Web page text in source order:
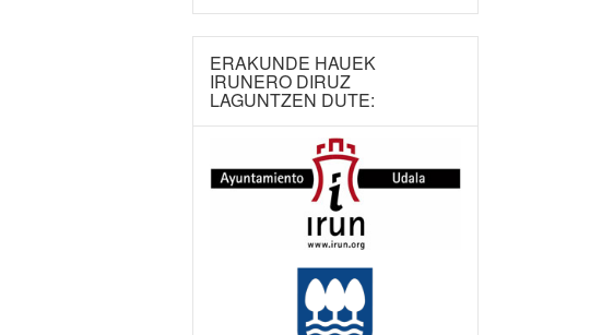
ERAKUNDE HAUEK
IRUNERO DIRUZ
LAGUNTZEN DUTE: